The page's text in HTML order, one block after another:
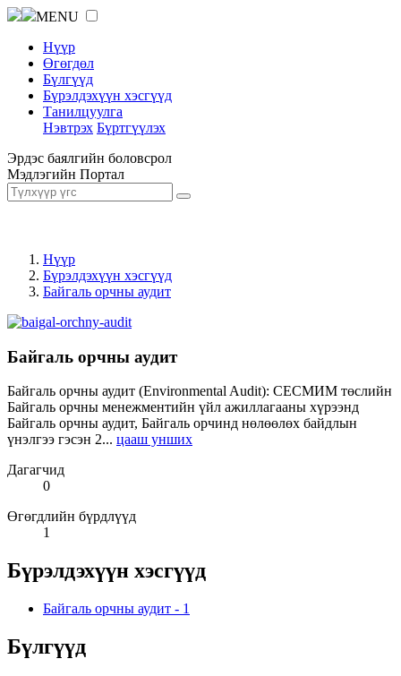
MENU
Нүүр
Өгөгдөл
Бүлгүүд
Бүрэлдэхүүн хэсгүүд
Танилцуулга
Нэвтрэх Бүртгүүлэх
Эрдэс баялгийн боловсрол
Мэдлэгийн Портал
Нүүр
Бүрэлдэхүүн хэсгүүд
Байгаль орчны аудит
Байгаль орчны аудит
Байгаль орчны аудит (Environmental Audit): СЕСМИМ төслийн
Байгаль орчны менежментийн үйл ажиллагааны хүрээнд
Байгаль орчны аудит, Байгаль орчинд нөлөөлөх байдлын
үнэлгээ гэсэн 2... цааш унших
Дагагчид
0
Өгөгдлийн бүрдлүүд
1
Бүрэлдэхүүн хэсгүүд
Байгаль орчны аудит - 1
Бүлгүүд